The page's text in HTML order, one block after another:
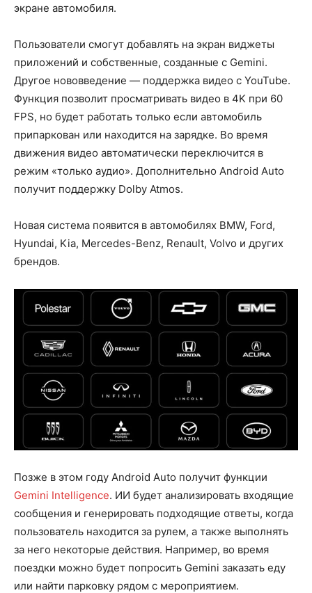
экране автомобиля.
Пользователи смогут добавлять на экран виджеты
приложений и собственные, созданные с Gemini.
Другое нововведение — поддержка видео с YouTube.
Функция позволит просматривать видео в 4K при 60
FPS, но будет работать только если автомобиль
припаркован или находится на зарядке. Во время
движения видео автоматически переключится в
режим «только аудио». Дополнительно Android Auto
получит поддержку Dolby Atmos.
Новая система появится в автомобилях BMW, Ford,
Hyundai, Kia, Mercedes-Benz, Renault, Volvo и других
брендов.
Позже в этом году Android Auto получит функции
Gemini Intelligence. ИИ будет анализировать входящие
сообщения и генерировать подходящие ответы, когда
пользователь находится за рулем, а также выполнять
за него некоторые действия. Например, во время
поездки можно будет попросить Gemini заказать еду
или найти парковку рядом с мероприятием.